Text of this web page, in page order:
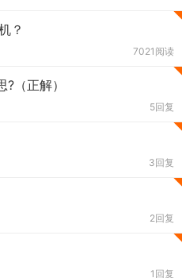
？
7021阅读
?（正解）
5回复
3回复
2回复
1回复